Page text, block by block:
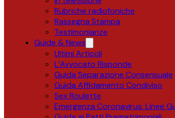
Rubriche radiofoniche
Rassegna Stampa
Testimonianze
Guide & News
Ultimi Articoli
L’Avvocato Risponde
Guida Separazione Consensuale
Guida Affidamento Condiviso
Sex Roulette
Emergenza Coronavirus: Linee